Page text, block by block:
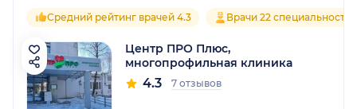
Средний рейтинг врачей 4.3 Врачи 22 специальностей
Центр ПРО Плюс,
многопрофильная клиника
4.3 7 отзывов